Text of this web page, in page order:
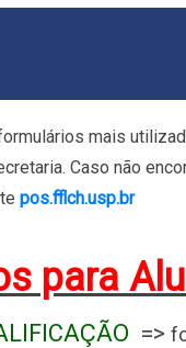
mais
Caso não
pos.fflch.usp.br
para
=>